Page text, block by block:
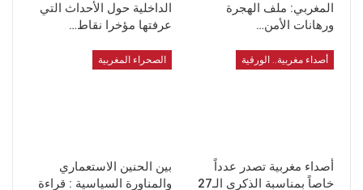
المغربي: ملف الهجرة
ورهانات الأمن…
الداخلية حول الأحداث التي
عرفتها مؤخرا نقاط…
أصداء مغربية.. الورقية
أصداء مغربية تصدر عدداً
خاصاً بمناسبة الذكرى الـ27
الصحراء المغربية
بين الحنين الاستعماري
والمناورة السياسية : قراءة